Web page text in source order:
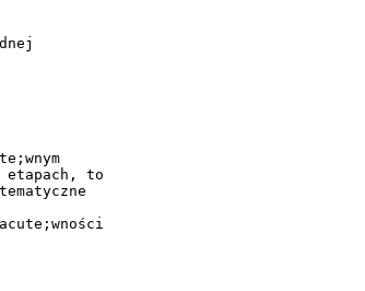
etapach, to